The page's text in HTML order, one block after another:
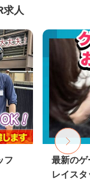
求人
フ
最新のゲ
レイスタ